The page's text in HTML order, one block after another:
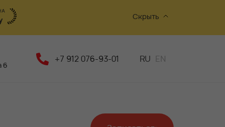
Скрыть
6
+7 912 076-93-01 RU EN